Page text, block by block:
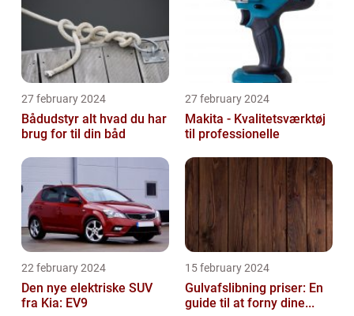
27 february 2024
Bådudstyr alt hvad du har
brug for til din båd
27 february 2024
Makita - Kvalitetsværktøj
til professionelle
22 february 2024
Den nye elektriske SUV
fra Kia: EV9
15 february 2024
Gulvafslibning priser: En
guide til at forny dine...